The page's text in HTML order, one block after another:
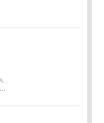
Chemikant / Chemielaborant / CTA (w/m/d)